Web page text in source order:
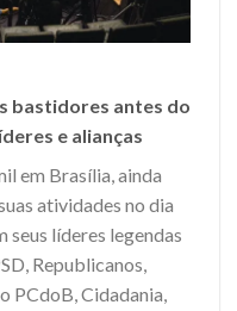
bastidores antes do
e alianças
em Brasília, ainda
atividades no dia
seus líderes legendas
Republicanos,
PCdoB, Cidadania,